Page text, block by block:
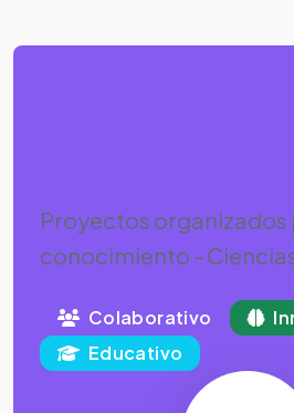
Proyectos organizados
conocimiento -
Colaborativo
Educativo